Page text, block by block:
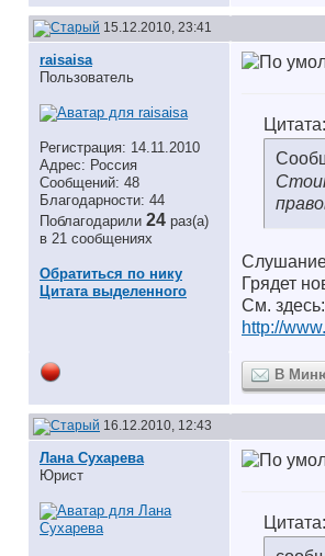
15.12.2010, 23:41
raisaisa
Пользователь
Регистрация: 14.11.2010
Адрес: Россия
Сообщений: 48
Благодарности: 44
Поблагодарили 24 раз(а)
в 21 сообщениях
Обратиться по нику
Цитата выделенного
Цитата:
Слушание
Грядет
См. здесь:
http://
В
16.12.2010, 12:43
Лана Сухарева
Юрист
Цитата: